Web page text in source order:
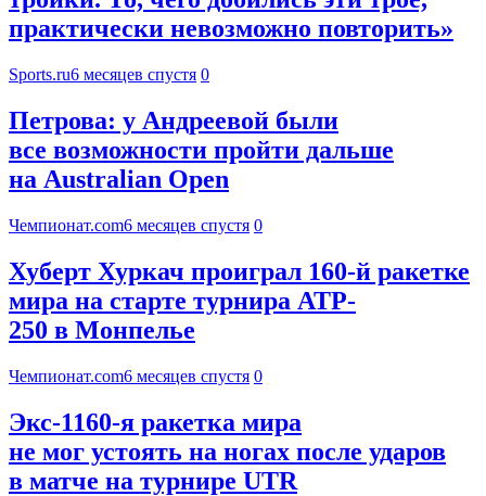
практически невозможно повторить»
Sports.ru6 месяцев спустя 0
Петрова: у Андреевой были
все возможности пройти дальше
на Australian Open
Чемпионат.com6 месяцев спустя 0
Хуберт Хуркач проиграл 160-й ракетке
мира на старте турнира ATP-
250 в Монпелье
Чемпионат.com6 месяцев спустя 0
Экс-1160-я ракетка мира
не мог устоять на ногах после ударов
в матче на турнире UTR